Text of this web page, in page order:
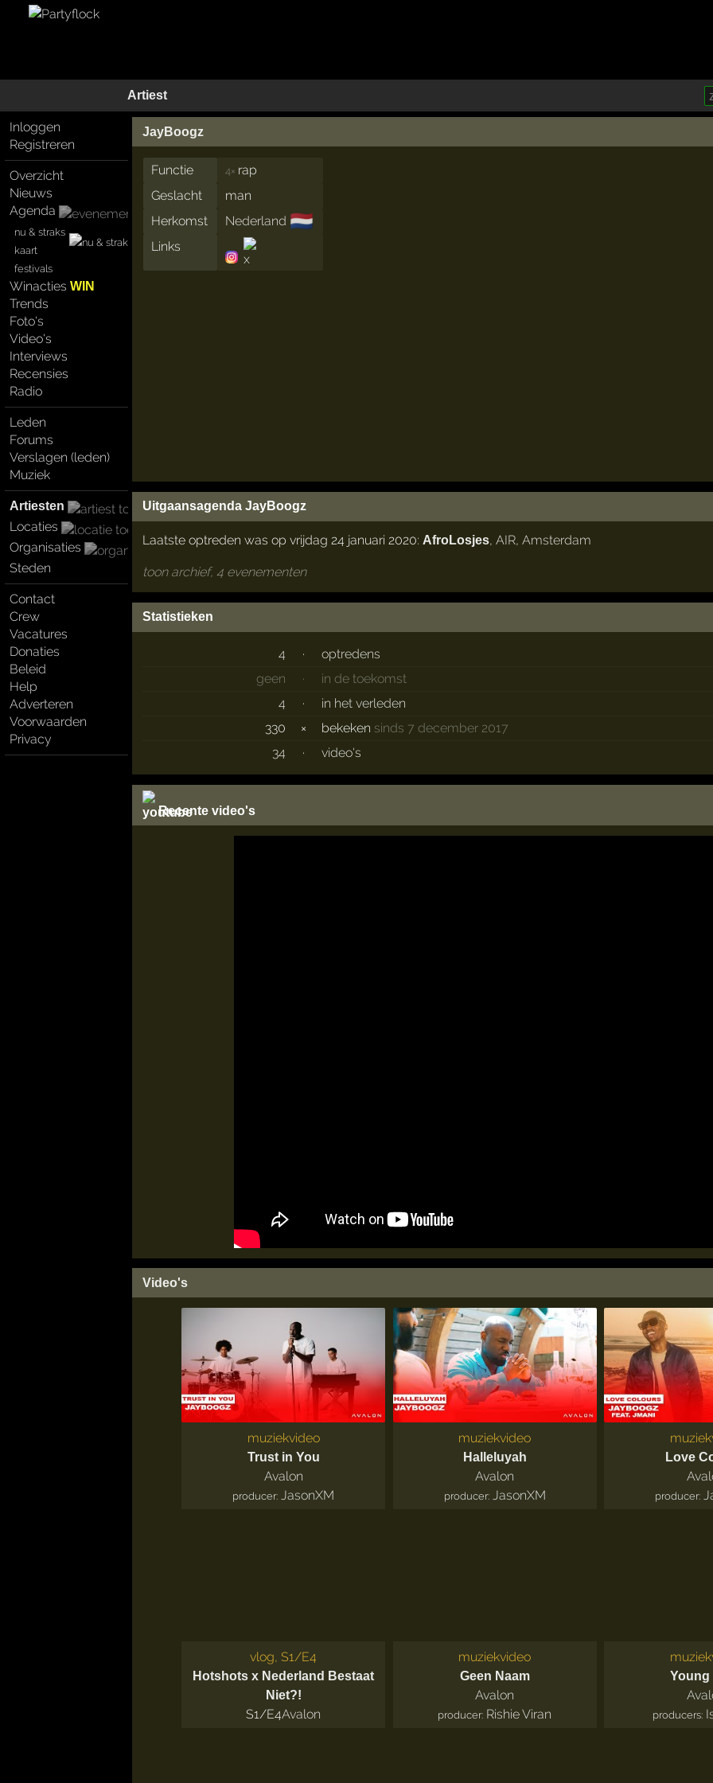
Artiest
Inloggen
Registreren
Overzicht
Nieuws
Agenda
nu & straks
kaart
festivals
WinactiesWIN
Trends
Foto's
Video's
Interviews
Recensies
Radio
Leden
Forums
Verslagen (leden)
Muziek
Artiesten
Locaties
Organisaties
Steden
Contact
Crew
Vacatures
Donaties
Beleid
Help
Adverteren
Voorwaarden
Privacy
JayBoogz
Functie 4× rap
Geslacht
man
Herkomst
Nederland 🇳🇱
Links
Uitgaansagenda JayBoogz
Laatste optreden was op vrijdag 24 januari 2020: AfroLosjes, AIR, Amsterdam
toon archief, 4 evenementen
Statistieken
4 ·
optredens
geen
·
in de toekomst
4
·
in het verleden
330
× bekeken sinds 7 december 2017
34
· video's
Recente video's
Video's
muziekvideo
Trust in You
Avalon
producer: JasonXM
muziekvideo
Halleluyah
Avalon
producer: JasonXM
Love
producer:
vlog, S1/E4
Hotshots x Nederland Bestaat
Niet?!
S1/E4Avalon
muziekvideo
Geen Naam
Avalon
producer: Rishie Viran
Young
producers: